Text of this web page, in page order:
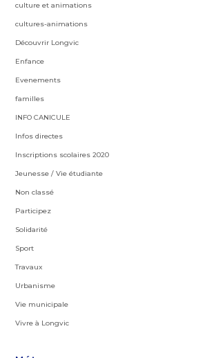
culture et animations
cultures-animations
Découvrir Longvic
Enfance
Evenements
familles
INFO CANICULE
Infos directes
Inscriptions scolaires 2020
Jeunesse / Vie étudiante
Non classé
Participez
Solidarité
Sport
Travaux
Urbanisme
Vie municipale
Vivre à Longvic